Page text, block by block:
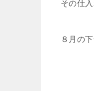
その仕
８月の